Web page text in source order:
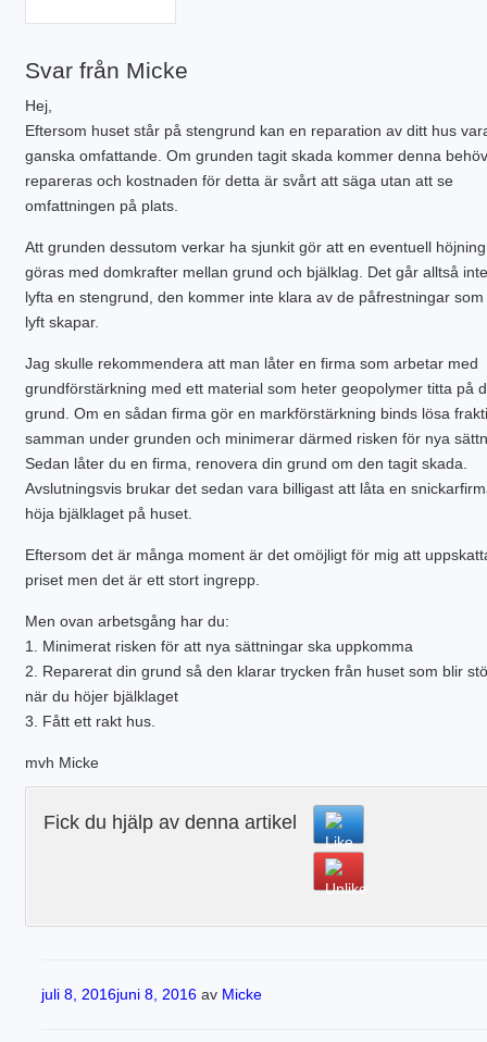
Svar från Micke
Hej,
Eftersom huset står på stengrund kan en reparation av ditt hus
ganska omfattande. Om grunden tagit skada kommer denna
repareras och kostnaden för detta är svårt att säga utan att se
omfattningen på plats.
Att grunden dessutom verkar ha sjunkit gör att en eventuell
göras med domkrafter mellan grund och bjälklag. Det går alltså
lyfta en stengrund, den kommer inte klara av de påfrestningar som
lyft skapar.
Jag skulle rekommendera att man låter en firma som arbetar med
grundförstärkning med ett material som heter geopolymer titta på
grund. Om en sådan firma gör en markförstärkning binds lösa
samman under grunden och minimerar därmed risken för nya
Sedan låter du en firma, renovera din grund om den tagit skada.
Avslutningsvis brukar det sedan vara billigast att låta en
höja bjälklaget på huset.
Eftersom det är många moment är det omöjligt för mig att
priset men det är ett stort ingrepp.
Men ovan arbetsgång har du:
1. Minimerat risken för att nya sättningar ska uppkomma
2. Reparerat din grund så den klarar trycken från huset som blir
när du höjer bjälklaget
3. Fått ett rakt hus.
mvh Micke
Fick du hjälp av denna artikel
Publicerat
juli 8, 2016juni 8, 2016 av Micke